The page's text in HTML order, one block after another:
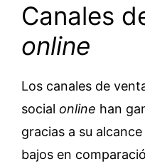
Canales
online
Los canales de
social online han
gracias a su
bajos en